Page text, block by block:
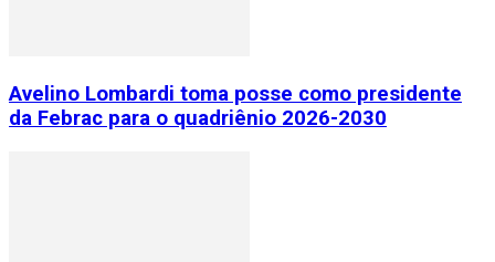
Avelino Lombardi toma posse como presidente
da Febrac para o quadriênio 2026-2030